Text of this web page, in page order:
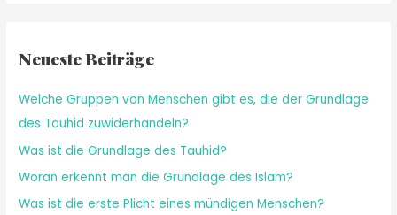
Neueste Beiträge
Welche Gruppen von Menschen gibt es, die der Grundlage
des Tauhid zuwiderhandeln?
Was ist die Grundlage des Tauhid?
Woran erkennt man die Grundlage des Islam?
Was ist die erste Plicht eines mündigen Menschen?